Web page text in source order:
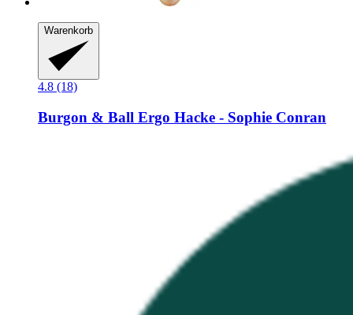
Warenkorb
4.8 (18)
Burgon & Ball Ergo Hacke -​ Sophie Conran